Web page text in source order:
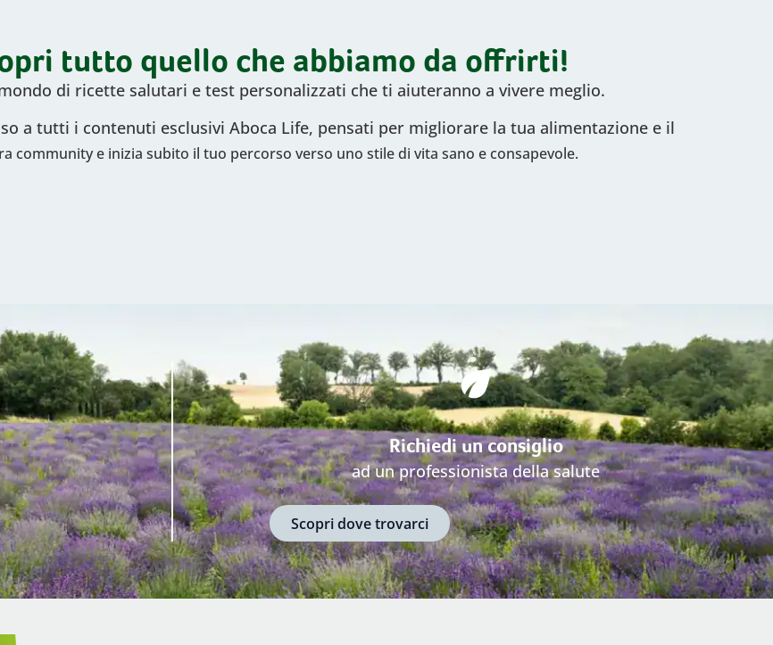
tutto quello che abbiamo da offrirti!
di ricette salutari e test personalizzati che ti aiuteranno a vivere meglio.
a tutti i contenuti esclusivi Aboca Life, pensati per migliorare la tua alimentazione e il
community e inizia subito il tuo percorso verso uno stile di vita sano e consapevole.
Richiedi un consiglio
ad un professionista della salute
Scopri dove trovarci